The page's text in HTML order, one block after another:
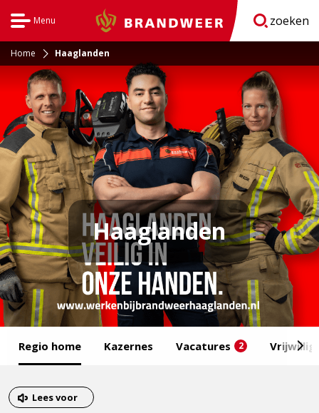
Menu Brandweer zoeken
Home Haaglanden
Haaglanden
van
het
menu
Regio home Kazernes Vacatures 2
van
het
Dit
Lees voor